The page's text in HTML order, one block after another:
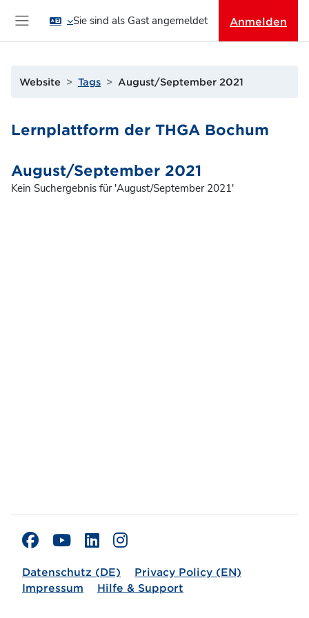
Sie sind als Gast angemeldet Anmelden
Website Tags August/September 2021
Lernplattform der THGA Bochum
August/September 2021
Kein Suchergebnis für 'August/September 2021'
Datenschutz (DE)
Privacy Policy (EN)
Impressum
Hilfe & Support